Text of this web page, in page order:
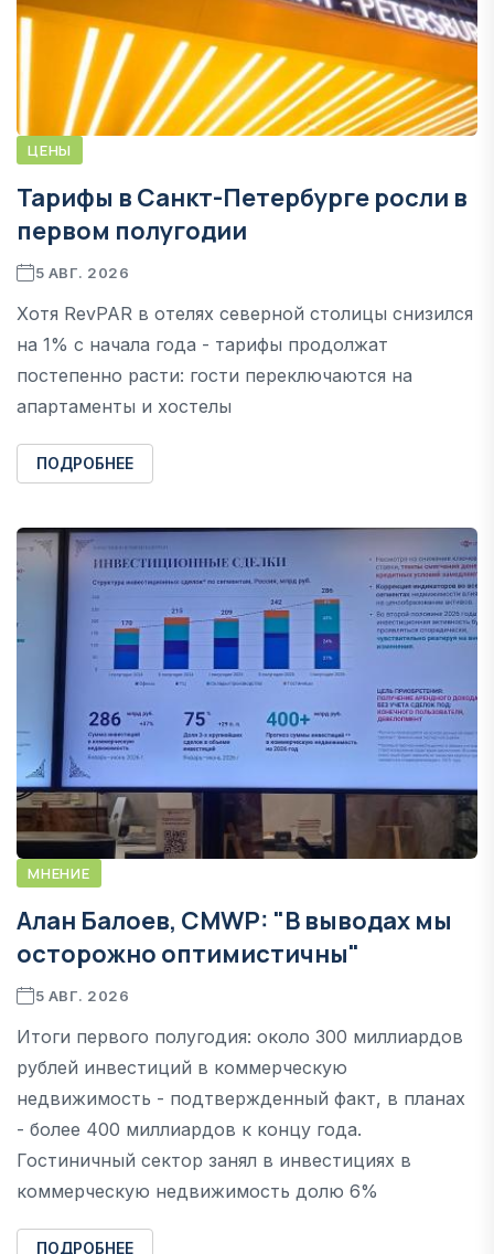
ЦЕНЫ
Тарифы в Санкт-Петербурге росли в
первом полугодии
5 АВГ. 2026
Хотя RevPAR в отелях северной столицы снизился
на 1% с начала года - тарифы продолжат
постепенно расти: гости переключаются на
апартаменты и хостелы
ПОДРОБНЕЕ
МНЕНИЕ
Алан Балоев, CMWP: "В выводах мы
осторожно оптимистичны"
5 АВГ. 2026
Итоги первого полугодия: около 300 миллиардов
рублей инвестиций в коммерческую
недвижимость - подтвержденный факт, в планах
- более 400 миллиардов к концу года.
Гостиничный сектор занял в инвестициях в
коммерческую недвижимость долю 6%
ПОДРОБНЕЕ